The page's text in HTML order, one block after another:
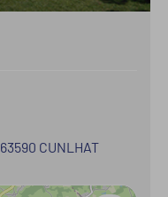
63590 CUNLHAT